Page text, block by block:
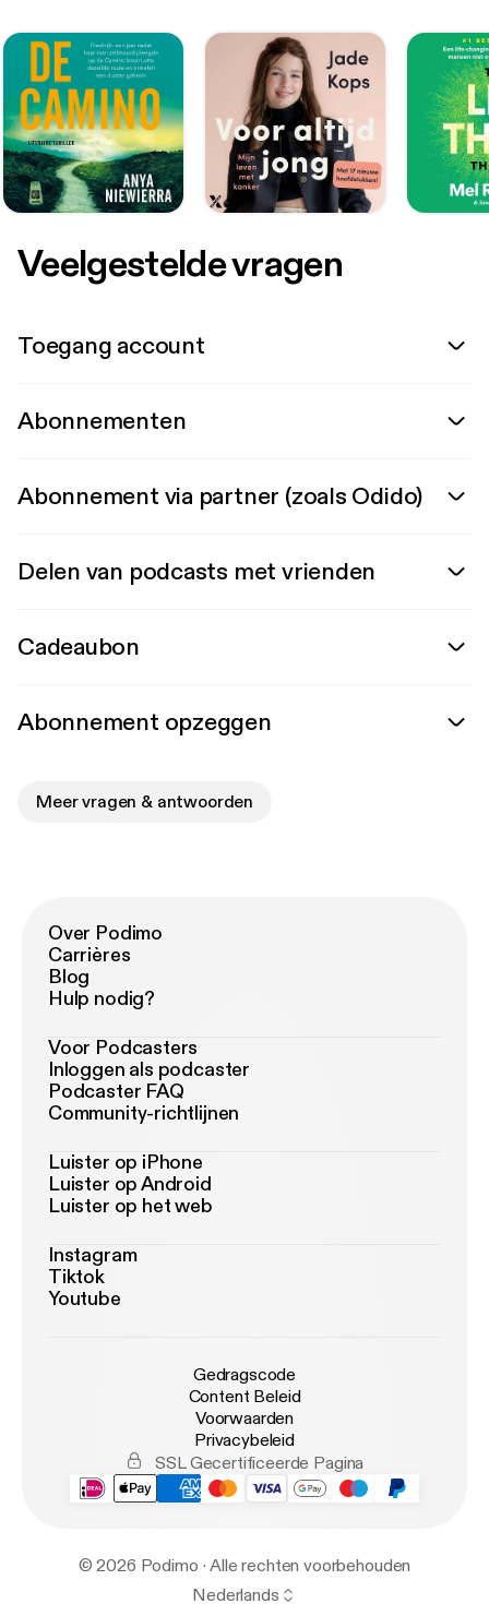
Veelgestelde vragen
Toegang account
Abonnementen
Abonnement via partner (zoals Odido)
Delen van podcasts met vrienden
Cadeaubon
Abonnement opzeggen
Meer vragen & antwoorden
Over Podimo
Carrières
Blog
Hulp nodig?
Voor Podcasters
Inloggen als podcaster
Podcaster FAQ
Community-richtlijnen
Luister op iPhone
Luister op Android
Luister op het web
Instagram
Tiktok
Youtube
Gedragscode
Content Beleid
Voorwaarden
Privacybeleid
SSL Gecertificeerde Pagina
© 2026 Podimo · Alle rechten voorbehouden
Nederlands